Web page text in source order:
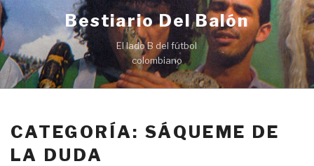
Ir
al
contenido
Bestiario Del Balón
El lado B del fútbol
colombiano
CATEGORÍA: SÁQUEME DE
LA DUDA